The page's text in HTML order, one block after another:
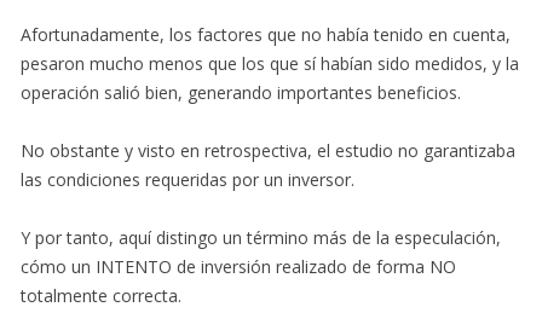
Afortunadamente, los factores que no había tenido en cuenta,
pesaron mucho menos que los que sí habían sido medidos, y la
operación salió bien, generando importantes beneficios.
No obstante y visto en retrospectiva, el estudio no garantizaba
las condiciones requeridas por un inversor.
Y por tanto, aquí distingo un término más de la especulación,
cómo un INTENTO de inversión realizado de forma NO
totalmente correcta.